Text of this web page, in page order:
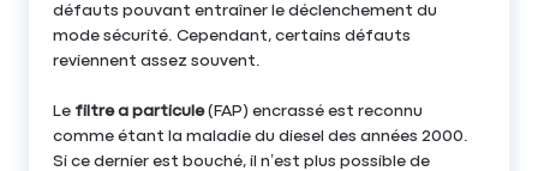
défauts pouvant entraîner le déclenchement du
mode sécurité. Cependant, certains défauts
reviennent assez souvent.
Le filtre a particule(FAP) encrassé est reconnu
comme étant la maladie du diesel des années 2000.
Si ce dernier est bouché, il n’est plus possible de